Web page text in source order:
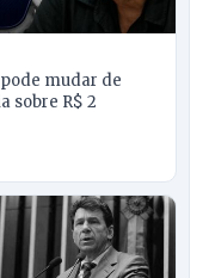
mudar de
sobre R$ 2